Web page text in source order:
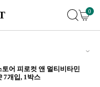
0
토어 피로컷 앤 멀티비타민
7개입, 1박스